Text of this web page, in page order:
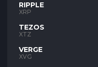
RIPPLE
XRP
TEZOS
XTZ
VERGE
XVG